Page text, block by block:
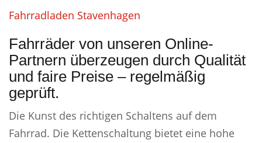
Fahrradladen Stavenhagen
Fahrräder von unseren Online-
Partnern überzeugen durch Qualität
und faire Preise – regelmäßig
geprüft.
Die Kunst des richtigen Schaltens auf dem
Fahrrad. Die Kettenschaltung bietet eine hohe